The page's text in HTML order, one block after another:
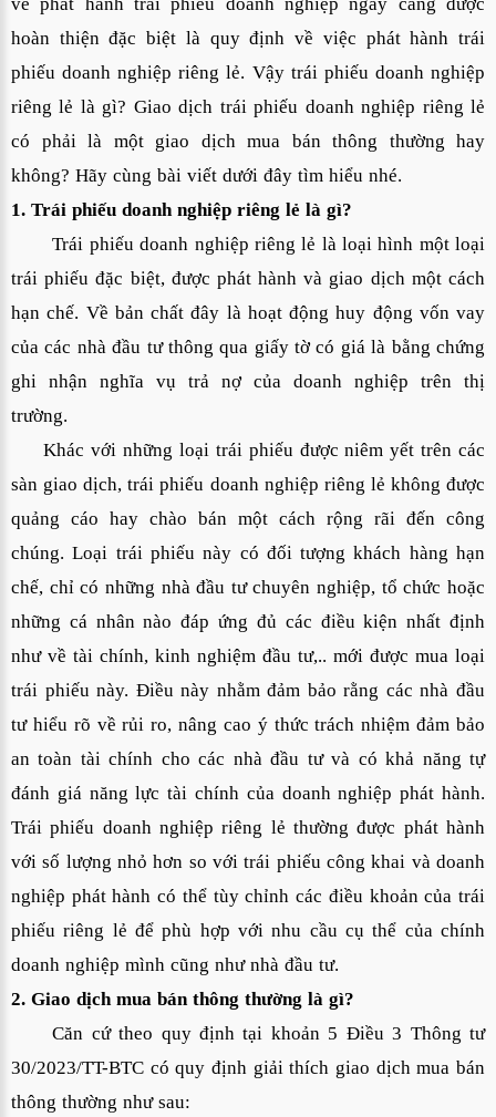
hoàn thiện đặc biệt là quy định về việc phát hành trái
phiếu doanh nghiệp riêng lẻ. Vậy trái phiếu doanh nghiệp
riêng lẻ là gì? Giao dịch trái phiếu doanh nghiệp riêng lẻ
có phải là một giao dịch mua bán thông thường hay
không? Hãy cùng bài viết dưới đây tìm hiểu nhé.
1. Trái phiếu doanh nghiệp riêng lẻ là gì?
Trái phiếu doanh nghiệp riêng lẻ là loại hình một loại
trái phiếu đặc biệt, được phát hành và giao dịch một cách
hạn chế. Về bản chất đây là hoạt động huy động vốn vay
của các nhà đầu tư thông qua giấy tờ có giá là bằng chứng
ghi nhận nghĩa vụ trả nợ của doanh nghiệp trên thị
trường.
Khác với những loại trái phiếu được niêm yết trên các
sàn giao dịch, trái phiếu doanh nghiệp riêng lẻ không được
quảng cáo hay chào bán một cách rộng rãi đến công
chúng. Loại trái phiếu này có đối tượng khách hàng hạn
chế, chỉ có những nhà đầu tư chuyên nghiệp, tổ chức hoặc
những cá nhân nào đáp ứng đủ các điều kiện nhất định
như về tài chính, kinh nghiệm đầu tư,.. mới được mua loại
trái phiếu này. Điều này nhằm đảm bảo rằng các nhà đầu
tư hiểu rõ về rủi ro, nâng cao ý thức trách nhiệm đảm bảo
an toàn tài chính cho các nhà đầu tưvà có khả năng tự
đánh giá năng lực tài chính của doanh nghiệp phát hành.
Trái phiếu doanh nghiệp riêng lẻ thường được phát hành
với số lượng nhỏ hơn so với trái phiếu công khai và doanh
nghiệp phát hành có thể tùy chỉnh các điều khoản của trái
phiếu riêng lẻ để phù hợp với nhu cầu cụ thể của chính
doanh nghiệp mình cũng như nhà đầu tư.
2. Giao dịch mua bán thông thường là gì?
Căn cứ theo quy định tại khoản 5 Điều 3 Thông tư
30/2023/TT-BTC có quy định giải thích giao dịch mua bán
thông thường như sau: